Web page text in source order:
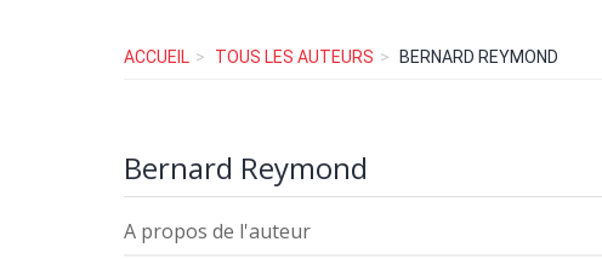
ACCUEIL TOUS LES AUTEURS BERNARD REYMOND
Bernard Reymond
A propos de l'auteur